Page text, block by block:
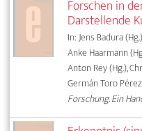
Forschen in
Darstellende
In: Jens Badura
Anke Haarmann
Anton Rey (Hg.),
Germán Toro
Forschung. Ein